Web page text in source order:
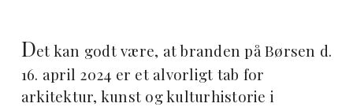
Det kan godt være, at branden på Børsen d.
16. april 2024 er et alvorligt tab for
arkitektur, kunst og kulturhistorie i